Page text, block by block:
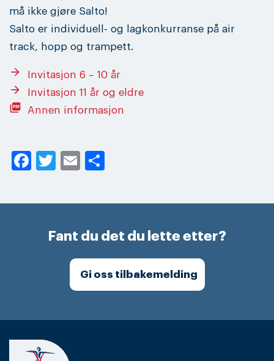
må ikke gjøre Salto!
Salto er individuell- og lagkonkurranse på air
track, hopp og trampett.
arrow_forward Invitasjon 6 – 10 år
arrow_forward Invitasjon 11 år og eldre
picture_as_pdf Annen informasjon
Facebook
Twitter
Email
Fant du det du lette etter?
Gi oss tilbakemelding